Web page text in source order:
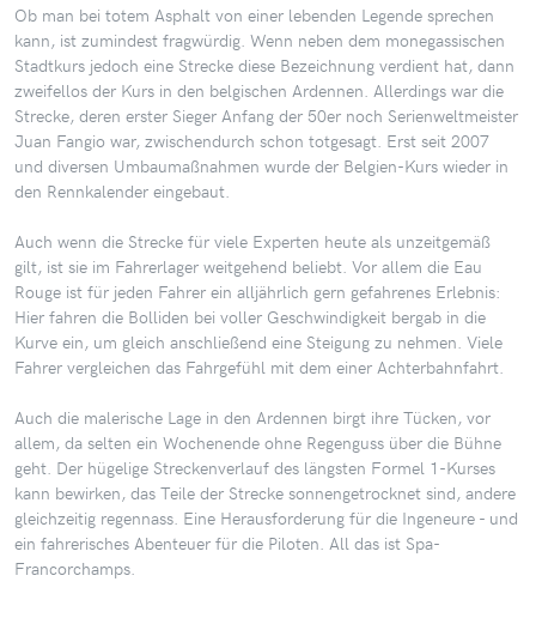
Ob man bei totem Asphalt von einer lebenden Legende sprechen
kann, ist zumindest fragwürdig. Wenn neben dem monegassischen
Stadtkurs jedoch eine Strecke diese Bezeichnung verdient hat, dann
zweifellos der Kurs in den belgischen Ardennen. Allerdings war die
Strecke, deren erster Sieger Anfang der 50er noch Serienweltmeister
Juan Fangio war, zwischendurch schon totgesagt. Erst seit 2007
und diversen Umbaumaßnahmen wurde der Belgien-Kurs wieder in
den Rennkalender eingebaut.
Auch wenn die Strecke für viele Experten heute als unzeitgemäß
gilt, ist sie im Fahrerlager weitgehend beliebt. Vor allem die Eau
Rouge ist für jeden Fahrer ein alljährlich gern gefahrenes Erlebnis:
Hier fahren die Bolliden bei voller Geschwindigkeit bergab in die
Kurve ein, um gleich anschließend eine Steigung zu nehmen. Viele
Fahrer vergleichen das Fahrgefühl mit dem einer Achterbahnfahrt.
Auch die malerische Lage in den Ardennen birgt ihre Tücken, vor
allem, da selten ein Wochenende ohne Regenguss über die Bühne
geht. Der hügelige Streckenverlauf des längsten Formel 1-Kurses
kann bewirken, das Teile der Strecke sonnengetrocknet sind, andere
gleichzeitig regennass. Eine Herausforderung für die Ingeneure - und
ein fahrerisches Abenteuer für die Piloten. All das ist Spa-
Francorchamps.